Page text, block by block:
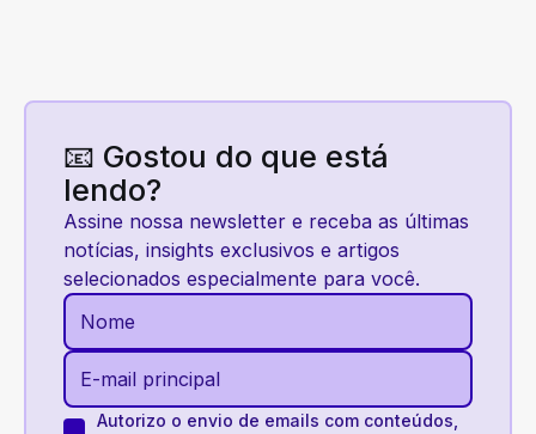
📧 Gostou do que está
lendo?
Assine nossa newsletter e receba as últimas
notícias, insights exclusivos e artigos
selecionados especialmente para você.
Autorizo o envio de emails com conteúdos,